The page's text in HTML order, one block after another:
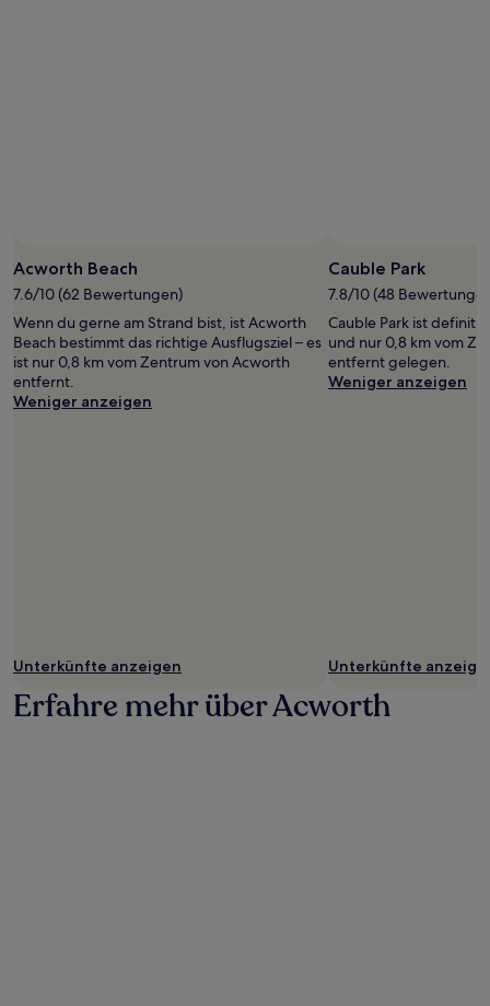
Acworth Beach
7.6/10 (62 Bewertungen)
Wenn du gerne am Strand bist, ist Acworth
Beach bestimmt das richtige Ausflugsziel – es
ist nur 0,8 km vom Zentrum von Acworth
entfernt.
Weniger anzeigen
Unterkünfte anzeigen
Cauble Park
7.8/10 (48
Cauble Park ist
und nur 0,8 km vom
entfernt gelegen.
Weniger anzeigen
Unterkünfte
Erfahre mehr über Acworth